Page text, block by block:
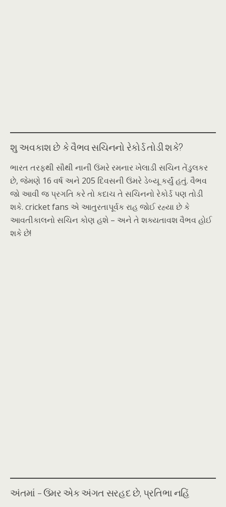
શુ અવકાશ છે કે વૈભવ સચિનનો રેકોર્ડ તોડી શકે?
ભારત તરફથી સૌથી નાની ઉંમરે રમનાર ખેલાડી સચિન તેંડુલકર
છે, જેમણે 16 વર્ષ અને 205 દિવસની ઉંમરે ડેબ્યૂ કર્યું હતું. વૈભવ
જો આવી જ પ્રગતિ કરે તો કદાચ તે સચિનનો રેકોર્ડ પણ તોડી
શકે. cricket fans એ આતુરતાપૂર્વક રાહ જોઈ રહ્યા છે કે
આવતીકાલનો સચિન કોણ હશે – અને તે શક્યતાવશ વૈભવ હોઈ
શકે છે!
અંતમાં – ઉંમર એક અંગત સરહદ છે, પ્રતિભા નહિં